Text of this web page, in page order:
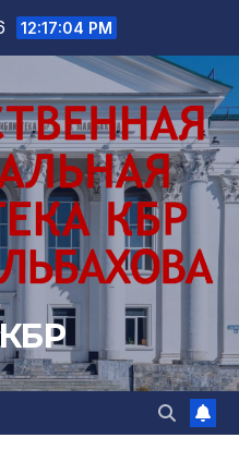
12:17:05 PM